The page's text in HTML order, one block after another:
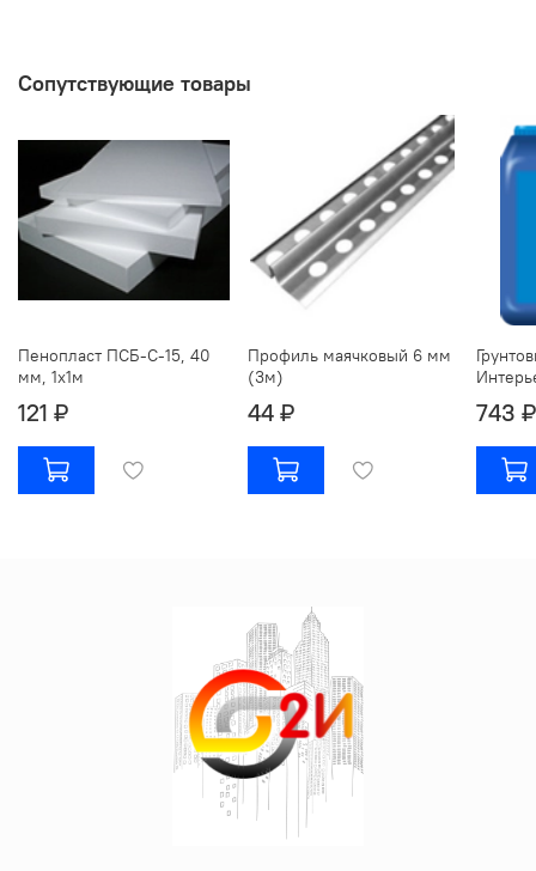
Сопутствующие товары
Пенопласт ПСБ-С-15, 40
мм, 1х1м
121 ₽
Профиль маячковый 6 мм
(3м)
44 ₽ 743 ₽